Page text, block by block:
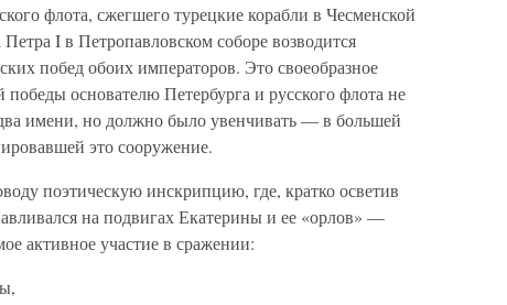
флота, сжегшего турецкие корабли в Чесменской
Петра I в Петропавловском соборе возводится
побед обоих императоров. Это своеобразное
основателю Петербурга и русского флота не
имени, но должно было увенчивать — в большей
это сооружение.
поэтическую инскрипцию, где, кратко осветив
на подвигах Екатерины и ее «орлов» —
активное участие в сражении: